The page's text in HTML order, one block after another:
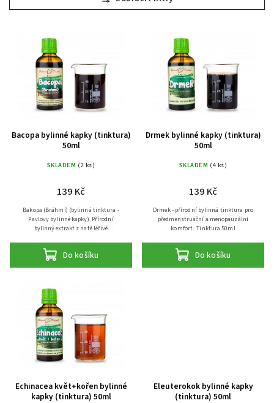
Nejprodávanější
Bacopa bylinné kapky (tinktura)
50ml
SKLADEM (2 ks)
139 Kč
Do košíku
Bakopa (Bráhmí) (bylinná tinktura -
Pavlovy bylinné kapky). Přírodní
bylinný extrakt z natě léčivé
Drmek bylinné kapky (tinktura)
50ml
SKLADEM (4 ks)
139 Kč
Do košíku
Drmek - přírodní bylinná tinktura pro
předmenstruační a menopauzální
komfort. Tinktura 50ml
Echinacea květ+kořen bylinné
kapky (tinktura) 50ml
Eleuterokok bylinné kapky
(tinktura) 50ml